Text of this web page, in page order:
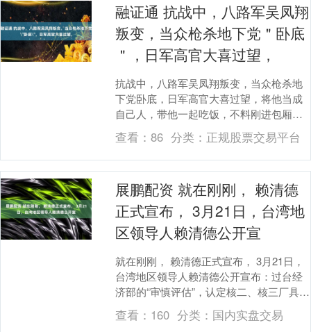
融证通 抗战中，八路军吴凤翔
叛变，当众枪杀地下党＂卧底
＂，日军高官大喜过望，
抗战中，八路军吴凤翔叛变，当众枪杀地
下党卧底，日军高官大喜过望，将他当成
自己人，带他一起吃饭，不料刚进包厢，
吴凤翔突然掏出枪，对着日军高官的脑袋
就是一枪，砰......
查看：86 分类： 正规股票交易平台
展鹏配资 就在刚刚， 赖清德
正式宣布， 3月21日，台湾地
区领导人赖清德公开宣
就在刚刚， 赖清德正式宣布， 3月21日，
台湾地区领导人赖清德公开宣布：过台经
济部的“审慎评估”，认定核二、核三厂具备
重启条件，台电公司已经正式启动重启程
序，预....
查看： 160 分类： 国内实盘交易